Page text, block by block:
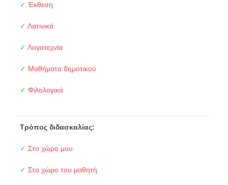
✓ Έκθεση
✓ Λατινικά
✓ Λογοτεχνία
✓ Μαθήματα δημοτικού
✓ Φιλολογικά
Τρόπος διδασκαλίας:
✓ Στο χώρο μου
✓ Στο χώρο του μαθητή